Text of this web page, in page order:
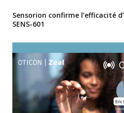
Sensorion confirme l’efficacité
SENS-601